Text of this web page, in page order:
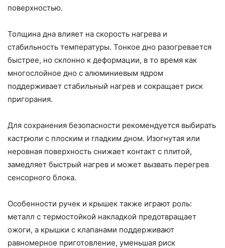
поверхностью.
Толщина дна влияет на скорость нагрева и
стабильность температуры. Тонкое дно разогревается
быстрее, но склонно к деформации, в то время как
многослойное дно с алюминиевым ядром
поддерживает стабильный нагрев и сокращает риск
пригорания.
Для сохранения безопасности рекомендуется выбирать
кастрюли с плоским и гладким дном. Изогнутая или
неровная поверхность снижает контакт с плитой,
замедляет быстрый нагрев и может вызвать перегрев
сенсорного блока.
Особенности ручек и крышек также играют роль:
металл с термостойкой накладкой предотвращает
ожоги, а крышки с клапанами поддерживают
равномерное приготовление, уменьшая риск